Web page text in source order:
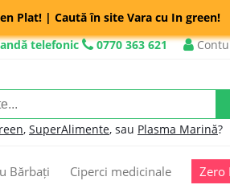
Plat! | Caută în site Vara cu In green!
telefonic 0770 363 621
, SuperAlimente, sau Plasma Marină?
Bărbați Ciperci medicinale Zero